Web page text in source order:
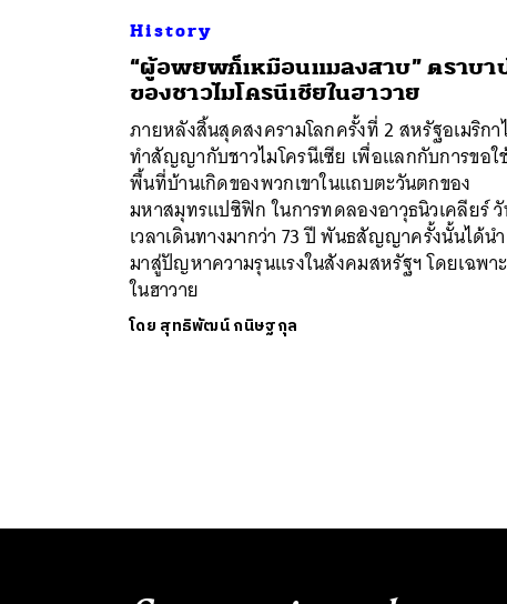
History
“ผู้อพยพก็เหมือนแมลงสาบ” ตราบา
ของชาวไมโครนีเชียในฮาวาย
ภายหลังสิ้นสุดสงครามโลกครั้งที่ 2 สหรัฐอเมริกา
ทำสัญญากับชาวไมโครนีเซีย เพื่อแลกกับการขอใ
พื้นที่บ้านเกิดของพวกเขาในแถบตะวันตกของ
มหาสมุทรแปซิฟิก ในการทดลองอาวุธนิวเคลียร์
เวลาเดินทางมากว่า 73 ปี พันธสัญญาครั้งนั้นได้นำ
มาสู่ปัญหาความรุนแรงในสังคมสหรัฐฯ โดยเฉพาะ
ในฮาวาย
โดย สุทธิพัฒน์ กนิษฐกุล